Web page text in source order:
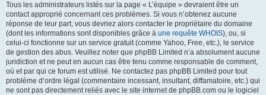
Tous les administrateurs listés sur la page « L’équipe » devraient être un
contact approprié concernant ces problèmes. Si vous n’obtenez aucune
réponse de leur part, vous devriez alors contacter le propriétaire du domaine
(dont les informations sont disponibles grâce à une requête WHOIS), ou, si
celui-ci fonctionne sur un service gratuit (comme Yahoo, Free, etc.), le service
de gestion des abus. Veuillez noter que phpBB Limited n’a absolument aucune
juridiction et ne peut en aucun cas être tenu comme responsable de comment,
où et par qui ce forum est utilisé. Ne contactez pas phpBB Limited pour tout
problème d’ordre légal (commentaire incessant, insultant, diffamatoire, etc.) qui
ne sont pas directement reliés avec le site internet de phpBB.com ou le logiciel